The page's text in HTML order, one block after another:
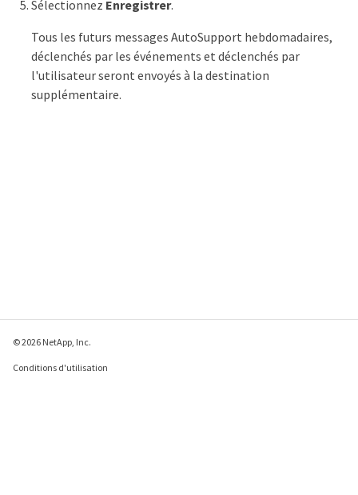
Sélectionnez Enregistrer.
Tous les futurs messages AutoSupport hebdomadaires,
déclenchés par les événements et déclenchés par
l'utilisateur seront envoyés à la destination
supplémentaire.
© 2026 NetApp, Inc.
Conditions d'utilisation